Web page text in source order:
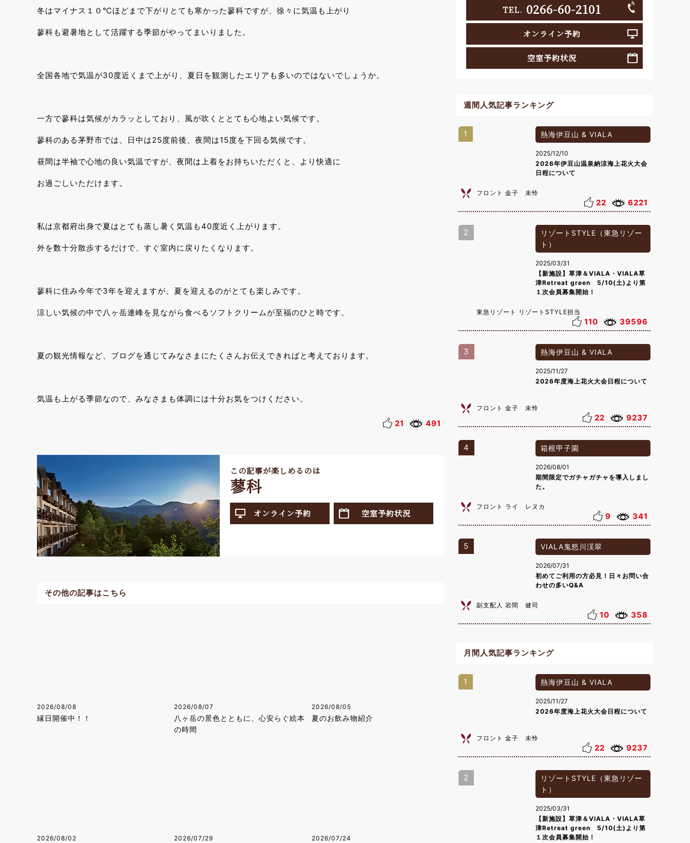
冬はマイナス１０℃ほどまで下がりとても寒かった蓼科ですが、徐々に気温も上がり
蓼科も避暑地として活躍する季節がやってまいりました。
全国各地で気温が30度近くまで上がり、夏日を観測したエリアも多いのではないでしょうか。
一方で蓼科は気候がカラッとしており、風が吹くととても心地よい気候です。
蓼科のある茅野市では、日中は25度前後、夜間は15度を下回る気候です。
昼間は半袖で心地の良い気温ですが、夜間は上着をお持ちいただくと、より快適に
お過ごしいただけます。
私は京都府出身で夏はとても蒸し暑く気温も40度近く上がります。
外を数十分散歩するだけで、すぐ室内に戻りたくなります。
蓼科に住み今年で3年を迎えますが、夏を迎えるのがとても楽しみです。
涼しい気候の中で八ヶ岳連峰を見ながら食べるソフトクリームが至福のひと時です。
夏の観光情報など、ブログを通じてみなさまにたくさんお伝えできればと考えております。
気温も上がる季節なので、みなさまも体調には十分お気をつけください。
21 491
この記事が楽しめるのは
蓼科
オンライン予約 空室予約状況
その他の記事はこちら
2026/08/08
縁日開催中！！
2026/08/07
八ヶ岳の景色とともに、心安らぐ絵本
の時間
2026/08/05
夏のお飲み物紹介
2026/08/02 2026/07/29 2026/07/24
TEL. 0266-60-2101
オンライン予約
空室予約状況
週間人気記事ランキング
1 熱海伊豆山 & VIALA
2025/12/10
2026年伊豆山温泉納涼海上花火大会
日程について
フロント 金子 未怜
22 6221
2
リゾートSTYLE（東急リゾー
ト）
2025/03/31
【新施設】草津＆VIALA・VIALA草
津Retreat green 5/10(土)より第
１次会員募集開始！
東急リゾート リゾートSTYLE担当
110 39596
3 熱海伊豆山 & VIALA
2025/11/27
2026年度海上花火大会日程について
フロント 金子 未怜
22 9237
4 箱根甲子園
2026/08/01
期間限定でガチャガチャを導入しまし
た。
フロント ライ レヌカ
9 341
5 VIALA鬼怒川渓翠
2026/07/31
初めてご利用の方必見！日々お問い合
わせの多いQ&A
副支配人 岩間 健司
10 358
月間人気記事ランキング
1 熱海伊豆山 & VIALA
2025/11/27
2026年度海上花火大会日程について
フロント 金子 未怜
22 9237
2
リゾートSTYLE（東急リゾー
ト）
2025/03/31
【新施設】草津＆VIALA・VIALA草
津Retreat green 5/10(土)より第
１次会員募集開始！